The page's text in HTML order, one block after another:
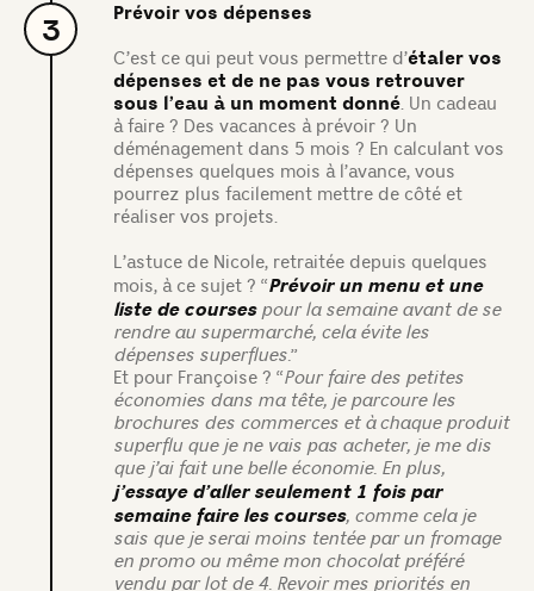
3 Prévoir vos dépenses
C’est ce qui peut vous permettre d’étaler vos
dépenses et de ne pas vous retrouver
sous l’eau à un moment donné. Un cadeau
à faire ? Des vacances à prévoir ? Un
déménagement dans 5 mois ? En calculant vos
dépenses quelques mois à l’avance, vous
pourrez plus facilement mettre de côté et
réaliser vos projets.
L’astuce de Nicole, retraitée depuis quelques
mois, à ce sujet ? “Prévoir un menu et une
liste de coursespour la semaine avant de se
rendre au supermarché, cela évite les
dépenses superflues.”
Et pour Françoise ? “Pour faire des petites
économies dans ma tête, je parcoure les
brochures des commerces et à chaque produit
superflu que je ne vais pas acheter, je me dis
que j’ai fait une belle économie. En plus,
j’essaye d’aller seulement 1 fois par
semaine faire les courses, comme cela je
sais que je serai moins tentée par un fromage
en promo ou même mon chocolat préféré
vendu par lot de 4. Revoir mes priorités en